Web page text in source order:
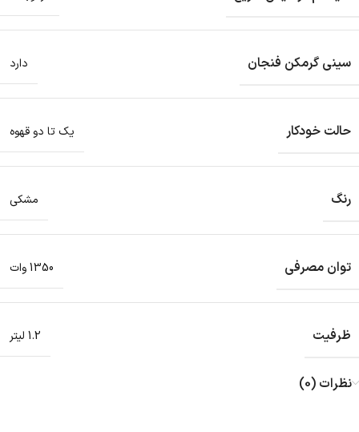
سینی گرمکن فنجان دارد
حالت خودکار یک تا دو قهوه
رنگ مشکی
توان مصرفی 1350 وات
ظرفیت 1.2 لیتر
نظرات (0)